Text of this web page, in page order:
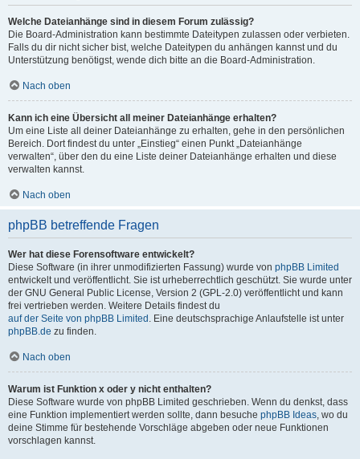
Welche Dateianhänge sind in diesem Forum zulässig?
Die Board-Administration kann bestimmte Dateitypen zulassen oder verbieten.
Falls du dir nicht sicher bist, welche Dateitypen du anhängen kannst und du
Unterstützung benötigst, wende dich bitte an die Board-Administration.
Nach oben
Kann ich eine Übersicht all meiner Dateianhänge erhalten?
Um eine Liste all deiner Dateianhänge zu erhalten, gehe in den persönlichen
Bereich. Dort findest du unter „Einstieg“ einen Punkt „Dateianhänge
verwalten“, über den du eine Liste deiner Dateianhänge erhalten und diese
verwalten kannst.
Nach oben
phpBB betreffende Fragen
Wer hat diese Forensoftware entwickelt?
Diese Software (in ihrer unmodifizierten Fassung) wurde von phpBB Limited
entwickelt und veröffentlicht. Sie ist urheberrechtlich geschützt. Sie wurde unter
der GNU General Public License, Version 2 (GPL-2.0) veröffentlicht und kann
frei vertrieben werden. Weitere Details findest du
auf der Seite von phpBB Limited . Eine deutschsprachige Anlaufstelle ist unter
phpBB.de zu finden.
Nach oben
Warum ist Funktion x oder y nicht enthalten?
Diese Software wurde von phpBB Limited geschrieben. Wenn du denkst, dass
eine Funktion implementiert werden sollte, dann besuche phpBB Ideas, wo du
deine Stimme für bestehende Vorschläge abgeben oder neue Funktionen
vorschlagen kannst.